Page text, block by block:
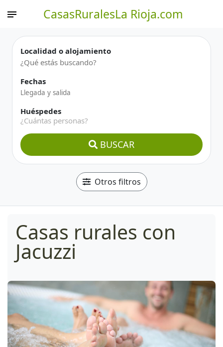
CasasRuralesLa Rioja.com
Localidad o alojamiento
Fechas
Huéspedes
¿Cuántas personas?
BUSCAR
Otros filtros
Casas rurales con
Jacuzzi